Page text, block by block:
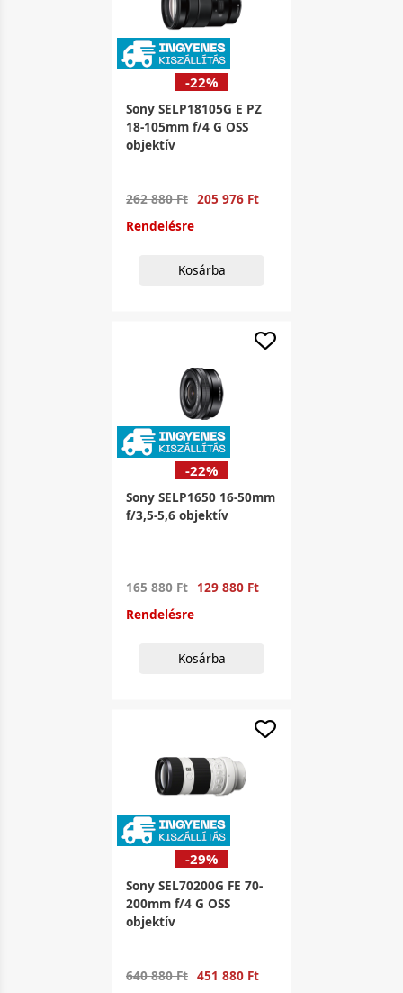
-22%
Sony SELP18105G E PZ
18-105mm f/4 G OSS
objektív
262 880 Ft 205 976 Ft
Rendelésre
Kosárba
-22%
Sony SELP1650 16-50mm
f/3,5-5,6 objektív
165 880 Ft 129 880 Ft
Rendelésre
Kosárba
-29%
Sony SEL70200G FE 70-
200mm f/4 G OSS
objektív
640 880 Ft 451 880 Ft